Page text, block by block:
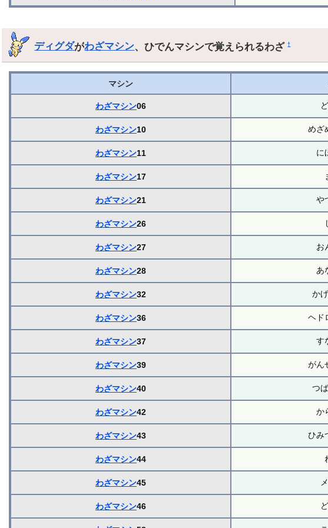
ディグダがわざマシン、ひでんマシンで覚えられるわざ†
マシン
わざマシン06
わざマシン10 めざ
わざマシン11 に
わざマシン17
わざマシン21 や
わざマシン26
わざマシン27 お
わざマシン28 あ
わざマシン32 か
わざマシン36 ヘド
わざマシン37 す
わざマシン39 がん
わざマシン40 つ
わざマシン42 か
わざマシン43 ひみ
わざマシン44
わざマシン45
わざマシン46